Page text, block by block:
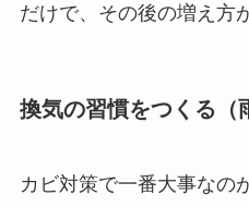
だけで、その後の増え方
換気の習慣をつくる（
カビ対策で一番大事なの